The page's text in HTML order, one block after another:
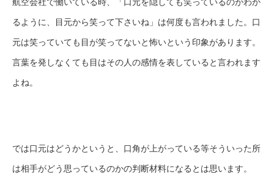
るように、目元から笑って下さいね」は何度も言われました。口
元は笑っていても目が笑ってないと怖いという印象があります。
言葉を発しなくても目はその人の感情を表していると言われます
よね。
では口元はどうかというと、口角が上がっている等そういった所
は相手がどう思っているのかの判断材料になるとは思います。